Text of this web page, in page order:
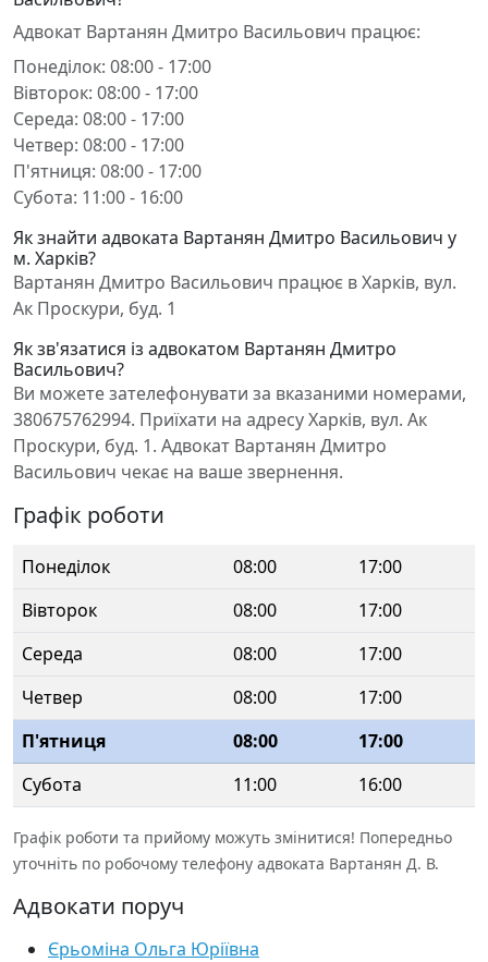
Адвокат Вартанян Дмитро Васильович працює:
Понеділок: 08:00 - 17:00
Вівторок: 08:00 - 17:00
Середа: 08:00 - 17:00
Четвер: 08:00 - 17:00
П'ятниця: 08:00 - 17:00
Субота: 11:00 - 16:00
Як знайти адвоката Вартанян Дмитро Васильович у
м. Харків?
Вартанян Дмитро Васильович працює в Харків, вул.
Ак Проскури, буд. 1
Як зв'язатися із адвокатом Вартанян Дмитро
Васильович?
Ви можете зателефонувати за вказаними номерами,
380675762994. Приїхати на адресу Харків, вул. Ак
Проскури, буд. 1. Адвокат Вартанян Дмитро
Васильович чекає на ваше звернення.
Графік роботи
Понеділок 08:00
17:00
Вівторок
08:00
17:00
Середа
08:00
17:00
Четвер
08:00
17:00
П'ятниця
08:00
17:00
Субота
11:00 16:00
Графік роботи та прийому можуть змінитися! Попередньо
уточніть по робочому телефону адвоката Вартанян Д. В.
Адвокати поруч
Єрьоміна Ольга Юріївна